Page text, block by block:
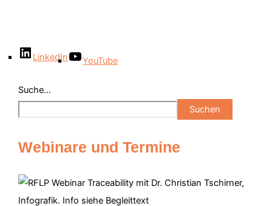
LinkedIn YouTube
Suche...
Suchen
Webinare und Termine